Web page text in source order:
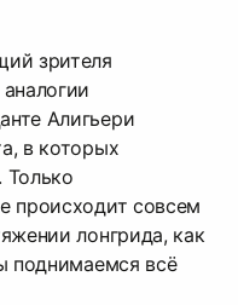
зрителя
Алигьери
в которых
Только
происходит совсем
лонгрида, как
поднимаемся всё